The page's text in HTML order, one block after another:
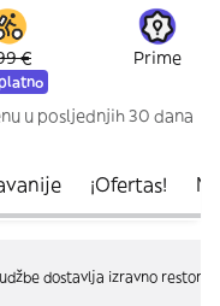
€ Prime
u posljednjih 30 dana
¡Ofertas!
dostavlja izravno